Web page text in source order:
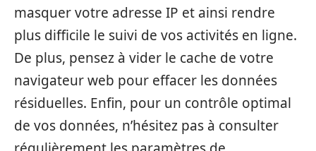
masquer votre adresse IP et ainsi rendre
plus difficile le suivi de vos activités en ligne.
De plus, pensez à vider le cache de votre
navigateur web pour effacer les données
résiduelles. Enfin, pour un contrôle optimal
de vos données, n’hésitez pas à consulter